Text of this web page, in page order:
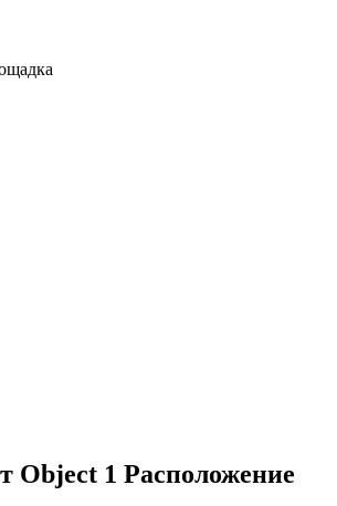
Object 1 Расположение